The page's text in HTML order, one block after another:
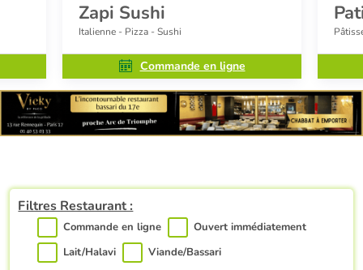
Zapi Sushi
Italienne - Pizza - Sushi
Commande en ligne
Filtres Restaurant :
Commande en ligne
Ouvert immédiatement
Lait/Halavi
Viande/Bassari